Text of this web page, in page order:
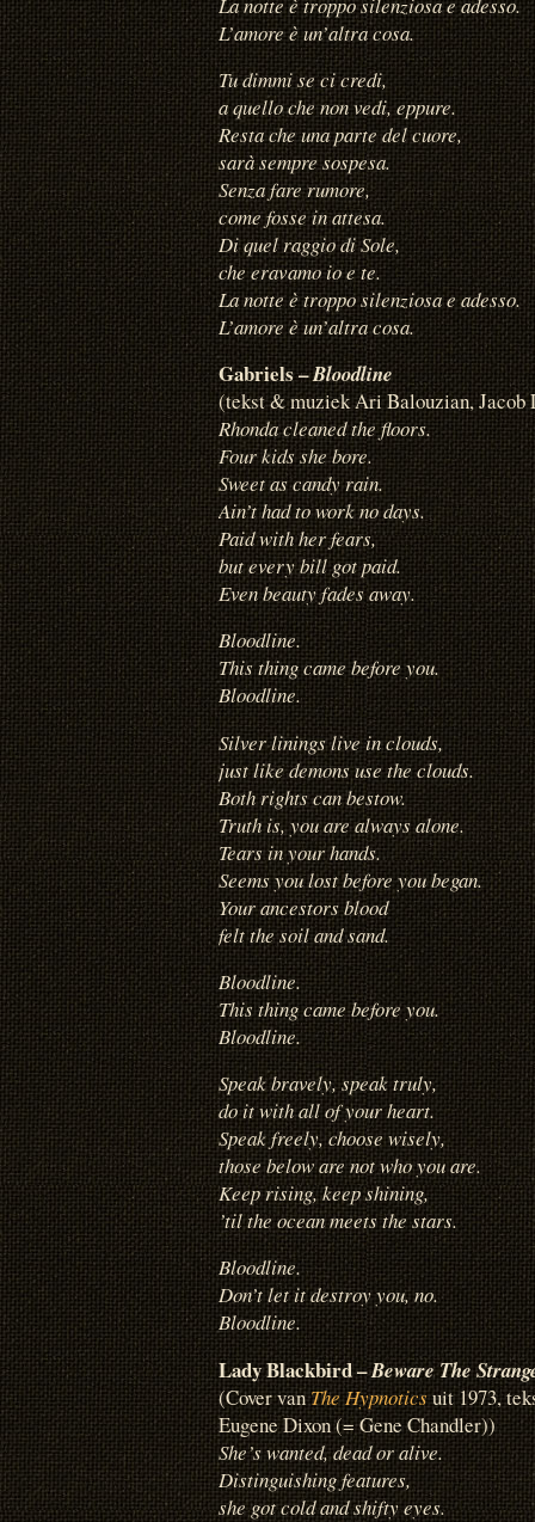
L’amore è un’altra cosa.
Tu dimmi se ci credi,
a quello che non vedi, eppure.
Resta che una parte del cuore,
sarà sempre sospesa.
Senza fare rumore,
come fosse in attesa.
Di quel raggio di Sole,
che eravamo io e te.
La notte è troppo silenziosa e adesso.
L’amore è un’altra cosa.
Gabriels –Bloodline
(tekst & muziek Ari Balouzian, Jacob
Rhonda cleaned the floors.
Four kids she bore.
Sweet as candy rain.
Ain’t had to work no days.
Paid with her fears,
but every bill got paid.
Even beauty fades away.
Bloodline.
This thing came before you.
Bloodline.
Silver linings live in clouds,
just like demons use the clouds.
Both rights can bestow.
Truth is, you are always alone.
Tears in your hands.
Seems you lost before you began.
Your ancestors blood
felt the soil and sand.
Bloodline.
This thing came before you.
Bloodline.
Speak bravely, speak truly,
do it with all of your heart.
Speak freely, choose wisely,
those below are not who you are.
Keep rising, keep shining,
’til the ocean meets the stars.
Bloodline.
Don’t let it destroy you, no.
Bloodline.
Lady Blackbird –Beware The
(Cover vanThe Hypnoticsuit 1973,
Eugene Dixon (= Gene Chandler))
She’s wanted, dead or alive.
Distinguishing features,
she got cold and shifty eyes.